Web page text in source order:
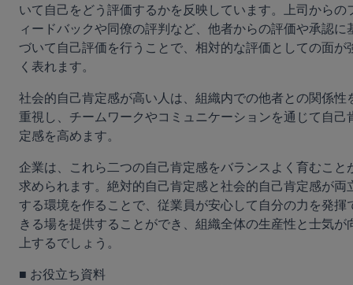
いて自己をどう評価するかを反映しています。上司からの
ィードバックや同僚の評判など、他者からの評価や承認に
づいて自己評価を行うことで、相対的な評価としての面が
く表れます。
社会的自己肯定感が高い人は、組織内での他者との関係性
重視し、チームワークやコミュニケーションを通じて自己
定感を高めます。
企業は、これら二つの自己肯定感をバランスよく育むこと
求められます。絶対的自己肯定感と社会的自己肯定感が両
する環境を作ることで、従業員が安心して自分の力を発揮
きる場を提供することができ、組織全体の生産性と士気が
上するでしょう。